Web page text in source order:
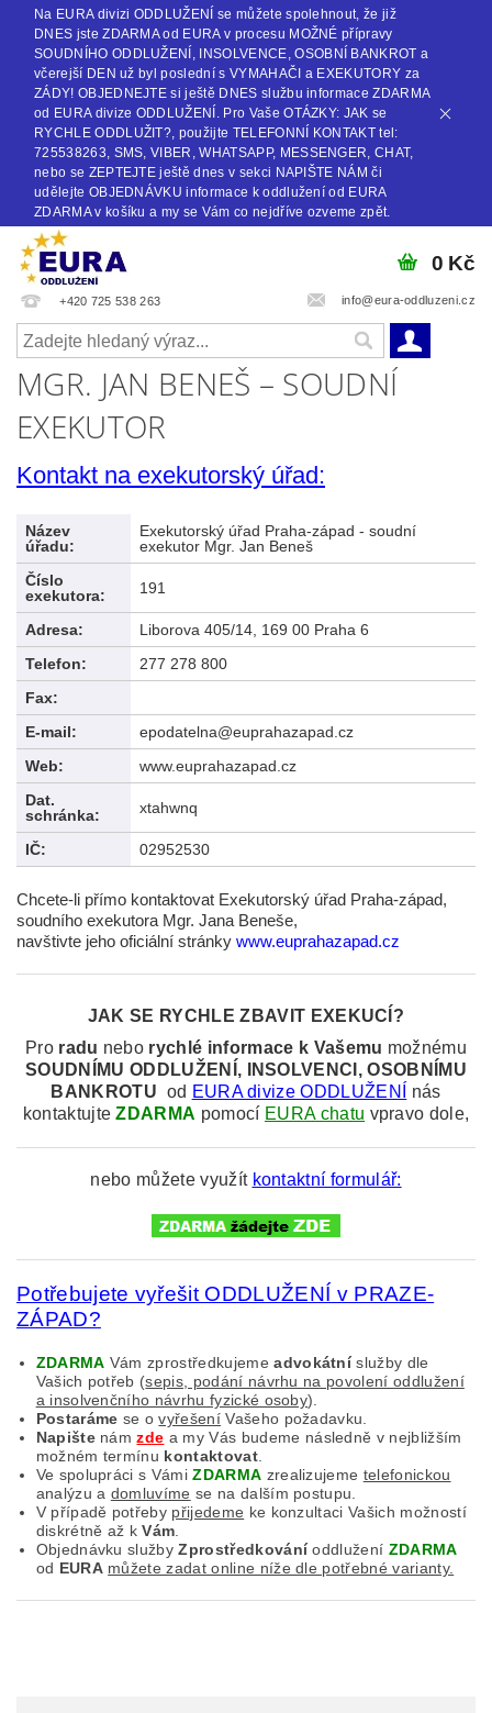
Na EURA divizi ODDLUŽENÍ se můžete spolehnout, že již
DNES jste ZDARMA od EURA v procesu MOŽNÉ přípravy
SOUDNÍHO ODDLUŽENÍ, INSOLVENCE, OSOBNÍ BANKROT a
včerejší DEN už byl poslední s VYMAHAČI a EXEKUTORY za
ZÁDY! OBJEDNEJTE si ještě DNES službu informace ZDARMA
od EURA divize ODDLUŽENÍ. Pro Vaše OTÁZKY: JAK se
RYCHLE ODDLUŽIT?, použijte TELEFONNÍ KONTAKT tel:
725538263, SMS, VIBER, WHATSAPP, MESSENGER, CHAT,
nebo se ZEPTEJTE ještě dnes v sekci NAPIŠTE NÁM či
udělejte OBJEDNÁVKU informace k oddlužení od EURA
ZDARMA v košíku a my se Vám co nejdříve ozveme zpět.
+420 725 538 263 info@eura-oddluzeni.cz
0 Kč
MGR. JAN BENEŠ – SOUDNÍ
EXEKUTOR
Kontakt na exekutorský úřad:
Název
úřadu:
Exekutorský úřad Praha-západ - soudní
exekutor Mgr. Jan Beneš
Číslo
exekutora:
191
Adresa:
Liborova 405/14, 169 00 Praha 6
Telefon:
277 278 800
Fax:
E-mail:
epodatelna@euprahazapad.cz
Web:
www.euprahazapad.cz
Dat.
schránka:
xtahwnq
IČ: 02952530
Chcete-li přímo kontaktovat Exekutorský úřad Praha-západ,
soudního exekutora Mgr. Jana Beneše,
navštivte jeho oficiální stránky www.euprahazapad.cz
JAK SE RYCHLE ZBAVIT EXEKUCÍ?
Pro radu nebo rychlé informace k Vašemu možnému
SOUDNÍMU ODDLUŽENÍ, INSOLVENCI, OSOBNÍMU
BANKROTU od EURA divize ODDLUŽENÍ
nás
kontaktujteZDARMA pomocí EURA chatu vpravo dole,
nebo můžete využít kontaktní formulář:
Potřebujete vyřešit ODDLUŽENÍ v PRAZE-
ZÁPAD?
ZDARMA Vám zprostředkujemeadvokátníslužby dle
Vašich potřeb (sepis, podání návrhu na povolení oddlužení
a insolvenčního návrhu fyzické osoby).
Postaráme se ovyřešeníVašeho požadavku.
Napištenámzde a my Vás budeme následně v nejbližším
možném termínu kontaktovat.
Ve spolupráci s VámiZDARMA zrealizujeme telefonickou
analýzu a domluvíme se na dalším postupu.
V případě potřeby přijedeme ke konzultaci Vašich možností
diskrétně až kVám
Objednávku službyZprostředkováníoddlužení ZDARMA
od EURA můžete zadat online níže dle potřebné varianty.